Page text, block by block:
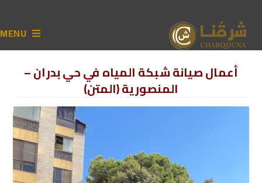
MENU
أعمال صيانة شبكة المياه في حي بدران –
المنصورية (المتن)